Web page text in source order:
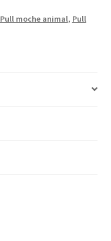
Pull moche animal, Pull